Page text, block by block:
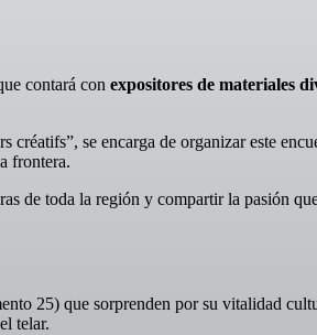
contará con expositores de materiales
créatifs”, se encarga de organizar este
frontera.
de toda la región y compartir la pasión
25) que sorprenden por su vitalidad
telar.